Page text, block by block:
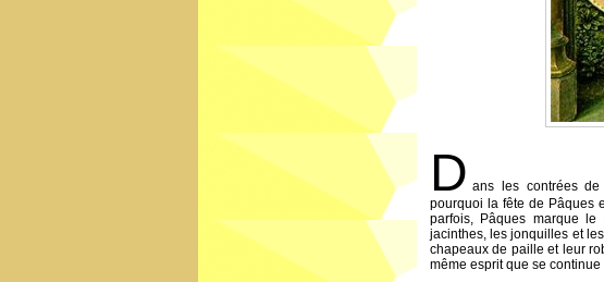
D ans les contrées de
pourquoi la fête de Pâques
parfois, Pâques marque
jacinthes, les jonquilles et
chapeaux de paille et leur
même esprit que se continue